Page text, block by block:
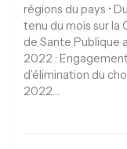
régions du pays •
tenu du mois sur la
de Sante Publique
2022 :
d’élimination du
2022…